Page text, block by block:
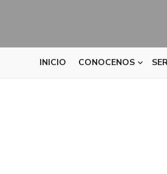
INICIO CONOCENOS